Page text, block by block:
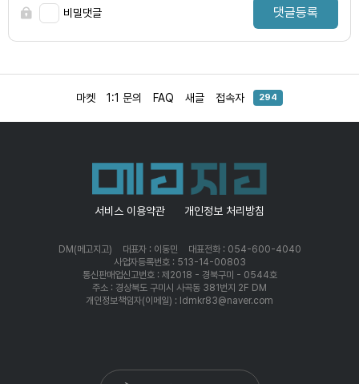
비밀댓글 댓글등록
마켓 1:1 문의 FAQ 새글 접속자 294
서비스 이용약관 개인정보 처리방침
DM(메고지고) 대표자 : 이동민
대표전화 : 054-600-4040
사업자등록번호 : 513-14-00803
통신판매업신고번호 : 제2018 - 경북구미 - 0544호
주소 : 경상북도 구미시 사곡동 381번지 2F DM
개인정보책임자(이메일) : ldmkr83@naver.com